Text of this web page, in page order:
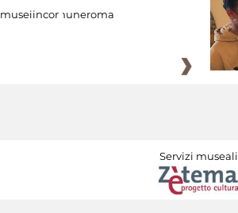
museiincomuneroma
Servizi museali